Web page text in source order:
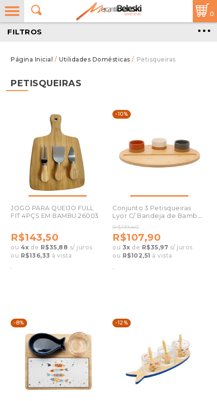
0
/ Utilidades Domésticas / Petisqueiras
FILTROS
PETISQUEIRAS
JOGO PARA QUEIJO FULL
FIT 4PÇS EM BAMBU 26003
R$143,50
ou 4x de R$35,88 s/ juros
ou R$136,33 à vista
-10%
Conjunto 3 Petisqueiras
Lyor C/ Bandeja de Bambu
33x25x4cm
R$119,40
R$107,90
ou 3x de R$35,97 s/ juros
ou R$102,51 à vista
-8% -12%